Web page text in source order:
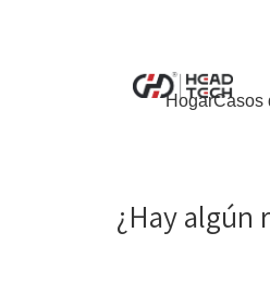
HogarCasos
¿Hay algún